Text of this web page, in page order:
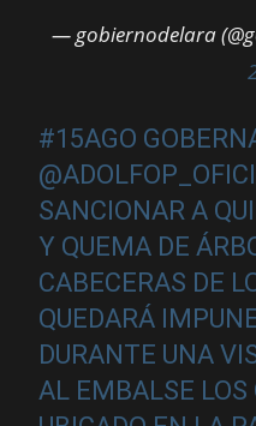
— gobiernodelara
#15AGO
SANCIONAR A
Y QUEMA DE
CABECERAS DE
QUEDARÁ
DURANTE UNA
AL EMBALSE LOS